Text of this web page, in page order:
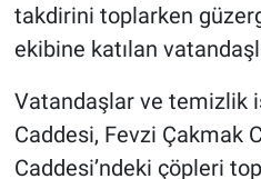
takdirini toplarken
ekibine katılan
Vatandaşlar ve temizlik
Caddesi, Fevzi Çakmak
Caddesi’ndeki çöpleri